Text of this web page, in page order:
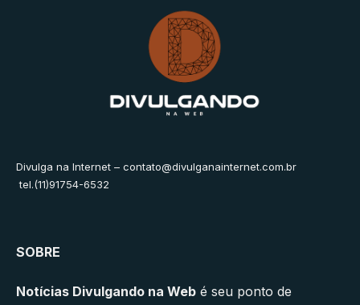
Divulga na Internet – contato@divulganainternet.com.br
tel.(11)91754-6532
SOBRE
Notícias Divulgando na Web é seu ponto de